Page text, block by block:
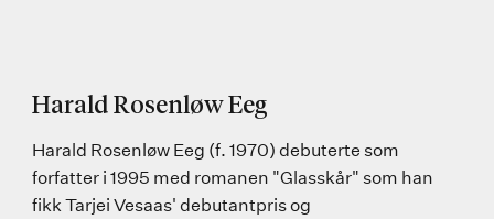
Harald Rosenløw Eeg
Harald Rosenløw Eeg (f. 1970) debuterte som
forfatter i 1995 med romanen "Glasskår" som han
fikk Tarjei Vesaas' debutantpris og